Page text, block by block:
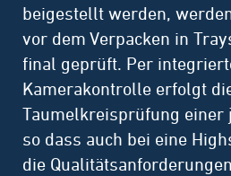
beigestellt werden,
vor dem Verpacken in
final geprüft. Per
Kamerakontrolle erfolgt
Taumelkreisprüfung einer
so dass auch bei eine
die